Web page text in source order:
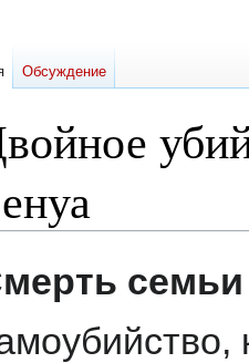
Обсуждение